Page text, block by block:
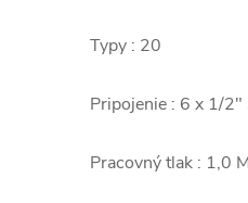
Typy : 20
Pripojenie : 6 x 1/
Pracovný tlak : 1,0